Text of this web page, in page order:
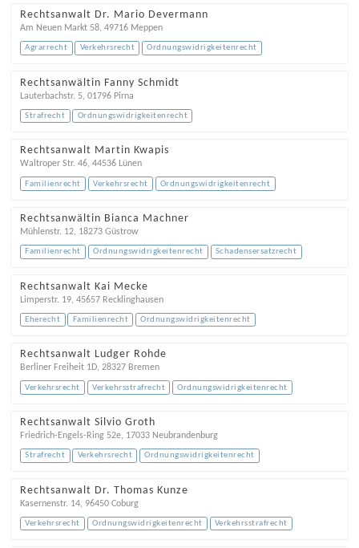
Rechtsanwalt Dr. Mario Devermann
Am Neuen Markt 58, 49716 Meppen
Agrarrecht Verkehrsrecht Ordnungswidrigkeitenrecht
Rechtsanwältin Fanny Schmidt
Lauterbachstr. 5, 01796 Pirna
Strafrecht Ordnungswidrigkeitenrecht
Rechtsanwalt Martin Kwapis
Waltroper Str. 46, 44536 Lünen
Familienrecht Verkehrsrecht Ordnungswidrigkeitenrecht
Rechtsanwältin Bianca Machner
Mühlenstr. 12, 18273 Güstrow
Familienrecht Ordnungswidrigkeitenrecht Schadensersatzrecht
Rechtsanwalt Kai Mecke
Limperstr. 19, 45657 Recklinghausen
Eherecht Familienrecht Ordnungswidrigkeitenrecht
Rechtsanwalt Ludger Rohde
Berliner Freiheit 1D, 28327 Bremen
Verkehrsrecht Verkehrsstrafrecht Ordnungswidrigkeitenrecht
Rechtsanwalt Silvio Groth
Friedrich-Engels-Ring 52e, 17033 Neubrandenburg
Strafrecht Verkehrsrecht Ordnungswidrigkeitenrecht
Rechtsanwalt Dr. Thomas Kunze
Kasernenstr. 14, 96450 Coburg
Verkehrsrecht Ordnungswidrigkeitenrecht Verkehrsstrafrecht